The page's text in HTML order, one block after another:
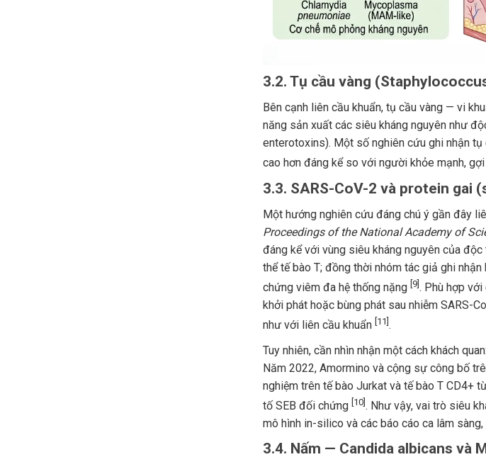
3.2. Tụ cầu vàng
Bên cạnh liên cầu khuẩn, tụ cầu vàng — vi
năng sản xuất các siêu kháng nguyên như
enterotoxins). Một số nghiên cứu ghi nhận
cao hơn đáng kể so với người khỏe mạnh,
3.3. SARS-CoV-2 và protein gai
Một hướng nghiên cứu đáng chú ý gần đây
Proceedings of the National Academy of
đáng kể với vùng siêu kháng nguyên của
thể tế bào T; đồng thời nhóm tác giả ghi
chứng viêm đa hệ thống nặng[9] . Phù hợp
khởi phát hoặc bùng phát sau nhiễm SARS-
như với liên cầu khuẩn [11] .
Tuy nhiên, cần nhìn nhận một cách khách
Năm 2022, Amormino và cộng sự công bố
nghiệm trên tế bào Jurkat và tế bào T CD4+
tố SEB đối chứng [10] . Như vậy, vai trò siêu
mô hình in-silico và các báo cáo ca lâm
3.4. Nấm — Candida albicans và